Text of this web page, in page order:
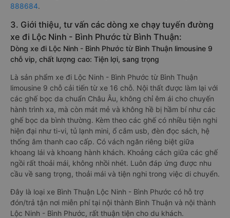
888684.
3. Giới thiệu, tư vấn các dòng xe chạy tuyến đường
xe đi Lộc Ninh - Bình Phước từ Bình Thuận:
Dòng xe đi Lộc Ninh - Bình Phước từ Bình Thuận limousine 9
chỗ vip, chất lượng cao: Tiện lợi, sang trọng
Là sản phẩm xe đi Lộc Ninh - Bình Phước từ Bình Thuận
limousine 9 chỗ cải tiến từ xe 16 chỗ. Nội thất được làm lại với
các ghế bọc da chuẩn Châu Âu, không chỉ êm ái cho chuyến
hành trình xa, mà còn mát mẻ và không hề bị hầm bí như các
ghế bọc da bình thường. Kèm theo các ghế có nhiều tiện nghi
hiện đại như ti-vi, tủ lạnh mini, ổ cắm usb, đèn đọc sách, hệ
thống âm thanh cao cấp. Có vách ngăn riêng biệt giữa
khoang lái và khoang hành khách. Khoảng cách giữa các ghế
ngồi rất thoải mái, không nhồi nhét. Luôn đáp ứng được nhu
cầu về sang trọng, thoải mái và tiện nghi trong việc di chuyển.
Đây là loại xe Bình Thuận Lộc Ninh - Bình Phước có hỗ trợ
đón/trả tận nơi miễn phí tại nội thành Bình Thuận và nội thành
Lộc Ninh - Bình Phước, rất thuận tiện cho du khách.